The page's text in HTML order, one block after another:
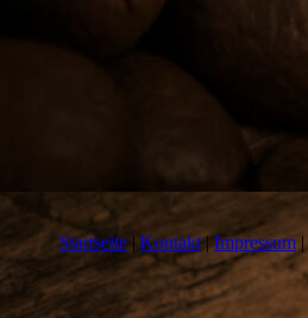
Startseite | Kontakt|Impressum |